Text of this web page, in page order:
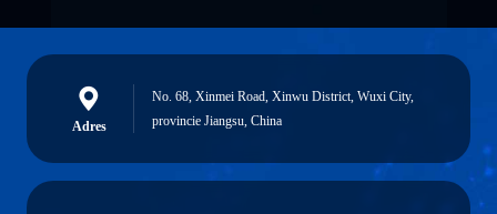
Adres
No. 68, Xinmei Road, Xinwu District, Wuxi City,
provincie Jiangsu, China